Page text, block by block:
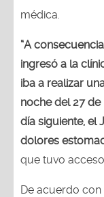
médica.
“A
ingresó a la
iba a realizar
noche del 27
día siguiente, el
dolores
que tuvo
De acuerdo con